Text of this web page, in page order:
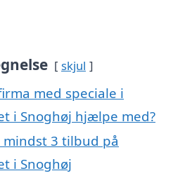
skjul
med speciale i
i Snoghøj hjælpe med?
3 tilbud på
i Snoghøj